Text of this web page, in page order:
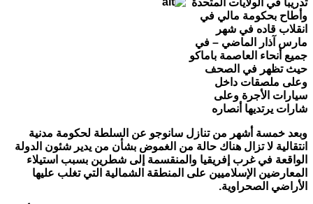
تدريبا في الولايات المتحدة
وأطاح بحكومة مالي في
انقلاب قاده في شهر
مارس آذار الماضي – في
جميع أنحاء العاصمة باماكو
حيث تظهر في الصحف
وعلى ملصقات داخل
سيارات الأجرة وعلى
شارات يرتديها أنصاره
وبعد خمسة أشهر من تنازل سانوجو عن السلطة لحكومة مدنية
انتقالية لا تزال هناك حالة من الغموض بشأن من يدير شئون الدولة
الواقعة في غرب إفريقيا والمنقسمة إلى شطرين بسبب استيلاء
المعارضين الإسلاميين على المنطقة الشمالية التي تغلب عليها
الأراضي الصحراوية.